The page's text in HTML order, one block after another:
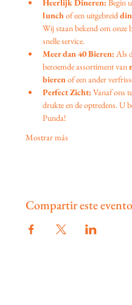
Heerlijk Dineren: Begin
lunch of een uitgebreid
Wij staan bekend om onze
snelle service.
Meer dan 40 Bieren: Als
beroemde assortiment van
bieren of een ander
Perfect Zicht: Vanaf ons
drukte en de optredens. U
Punda!
Mostrar más
Compartir este evento